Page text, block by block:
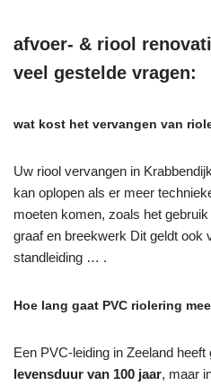
afvoer- & riool
veel gestelde vragen:
wat kost het vervangen van
Uw riool vervangen in
kan oplopen als er meer
moeten komen, zoals het
graaf en breekwerk Dit geldt ook
standleiding … .
Hoe lang gaat PVC riolering
Een PVC-leiding in Zeeland heeft
levensduur van 100 jaar, maar